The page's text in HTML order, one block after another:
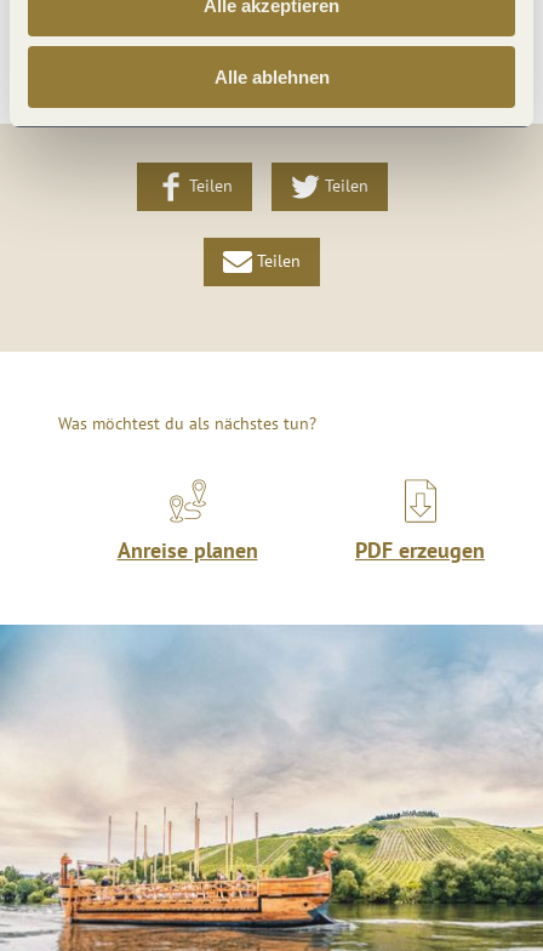
Alle akzeptieren
Alle ablehnen
Teilen Teilen
Teilen
Was möchtest du als nächstes tun?
Anreise planen PDF erzeugen